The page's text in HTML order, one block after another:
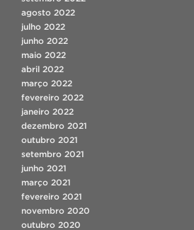
agosto 2022
julho 2022
junho 2022
maio 2022
abril 2022
março 2022
fevereiro 2022
janeiro 2022
dezembro 2021
outubro 2021
setembro 2021
junho 2021
março 2021
fevereiro 2021
novembro 2020
outubro 2020